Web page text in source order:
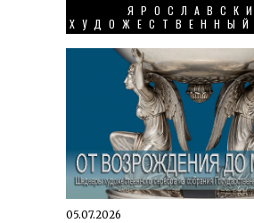
05.07.2026